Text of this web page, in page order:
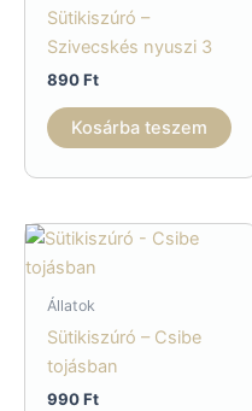
Sütikiszúró –
Szivecskés nyuszi 3
890Ft
Kosárba teszem
Állatok
Sütikiszúró – Csibe
tojásban
990Ft